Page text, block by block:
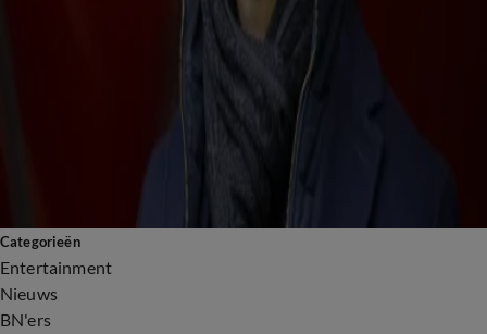
De Toppers in aantocht: krappe kleedkamers, WK en aanpassingen tegen de hitte
Jan Smit na turbulente periode rondom scheiding: 'Het gaat goed met mij'
Categorieën
Entertainment
Nieuws
BN'ers